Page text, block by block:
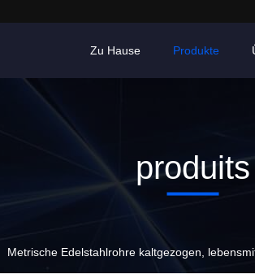
Zu Hause Produkte
produits
Metrische Edelstahlrohre kaltgezogen,